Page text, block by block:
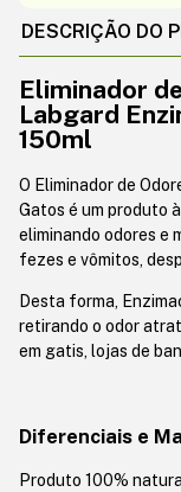
DESCRIÇÃO DO
Eliminador
Labgard
150ml
O Eliminador de
Gatos é um produto
eliminando odores e
fezes e vômitos,
Desta forma,
retirando o odor
em gatis, lojas de
Diferenciais e
Produto 100%